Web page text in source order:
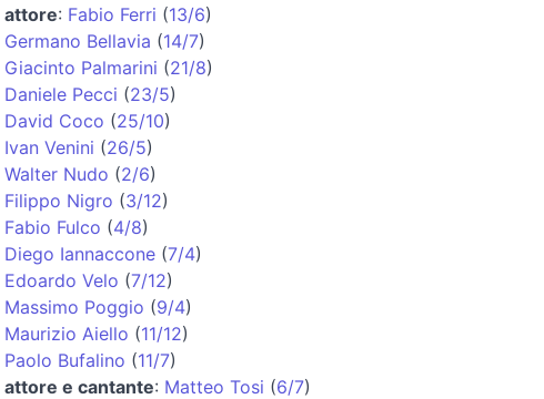
attore: Fabio Ferri (13/6)
Germano Bellavia (14/7)
Giacinto Palmarini (21/8)
Daniele Pecci (23/5)
David Coco (25/10)
Ivan Venini (26/5)
Walter Nudo (2/6)
Filippo Nigro (3/12)
Fabio Fulco (4/8)
Diego Iannaccone (7/4)
Edoardo Velo (7/12)
Massimo Poggio (9/4)
Maurizio Aiello (11/12)
Paolo Bufalino (11/7)
attore e cantante: Matteo Tosi (6/7)